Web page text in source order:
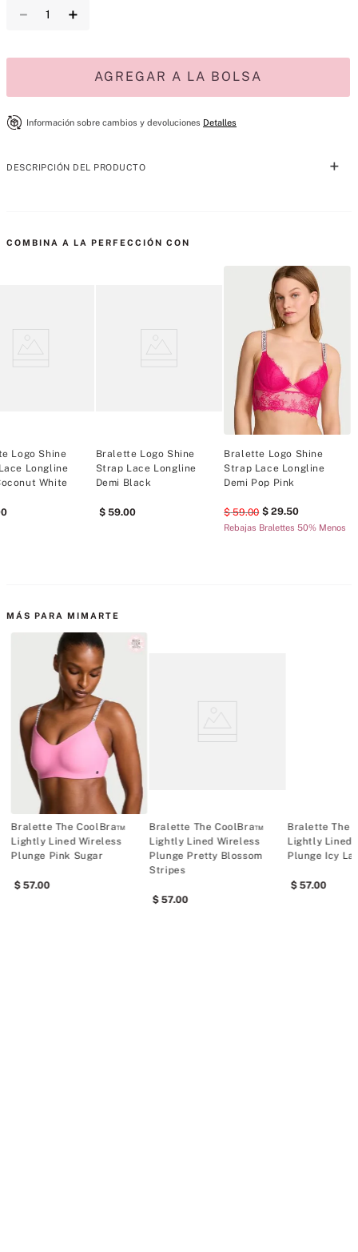
＋
－
AGREGAR A LA BOLSA
Información sobre cambios y devoluciones Detalles
DESCRIPCIÓN DEL PRODUCTO
sin aros, cómodo y sexy.
Hecho parcialmente con materiales reciclados
COMBINA A LA PERFECCIÓN CON
Logo Shine
Longline
White
Bralette Logo Shine
Strap Lace Longline
Demi Black
59.00
Bralette Logo Shine
Strap Lace Longline
Demi Pop Pink
59.00 29.50
Rebajas Bralettes 50% Menos
MÁS PARA MIMARTE
Bralette The CoolBra™
Lightly Lined Wireless
Plunge Pink Sugar
57.00
Bralette The CoolBra™
Lightly Lined Wireless
Plunge Pretty Blossom
Stripes
57.00
Bralette The
Lightly Lined
Plunge Icy
57.00